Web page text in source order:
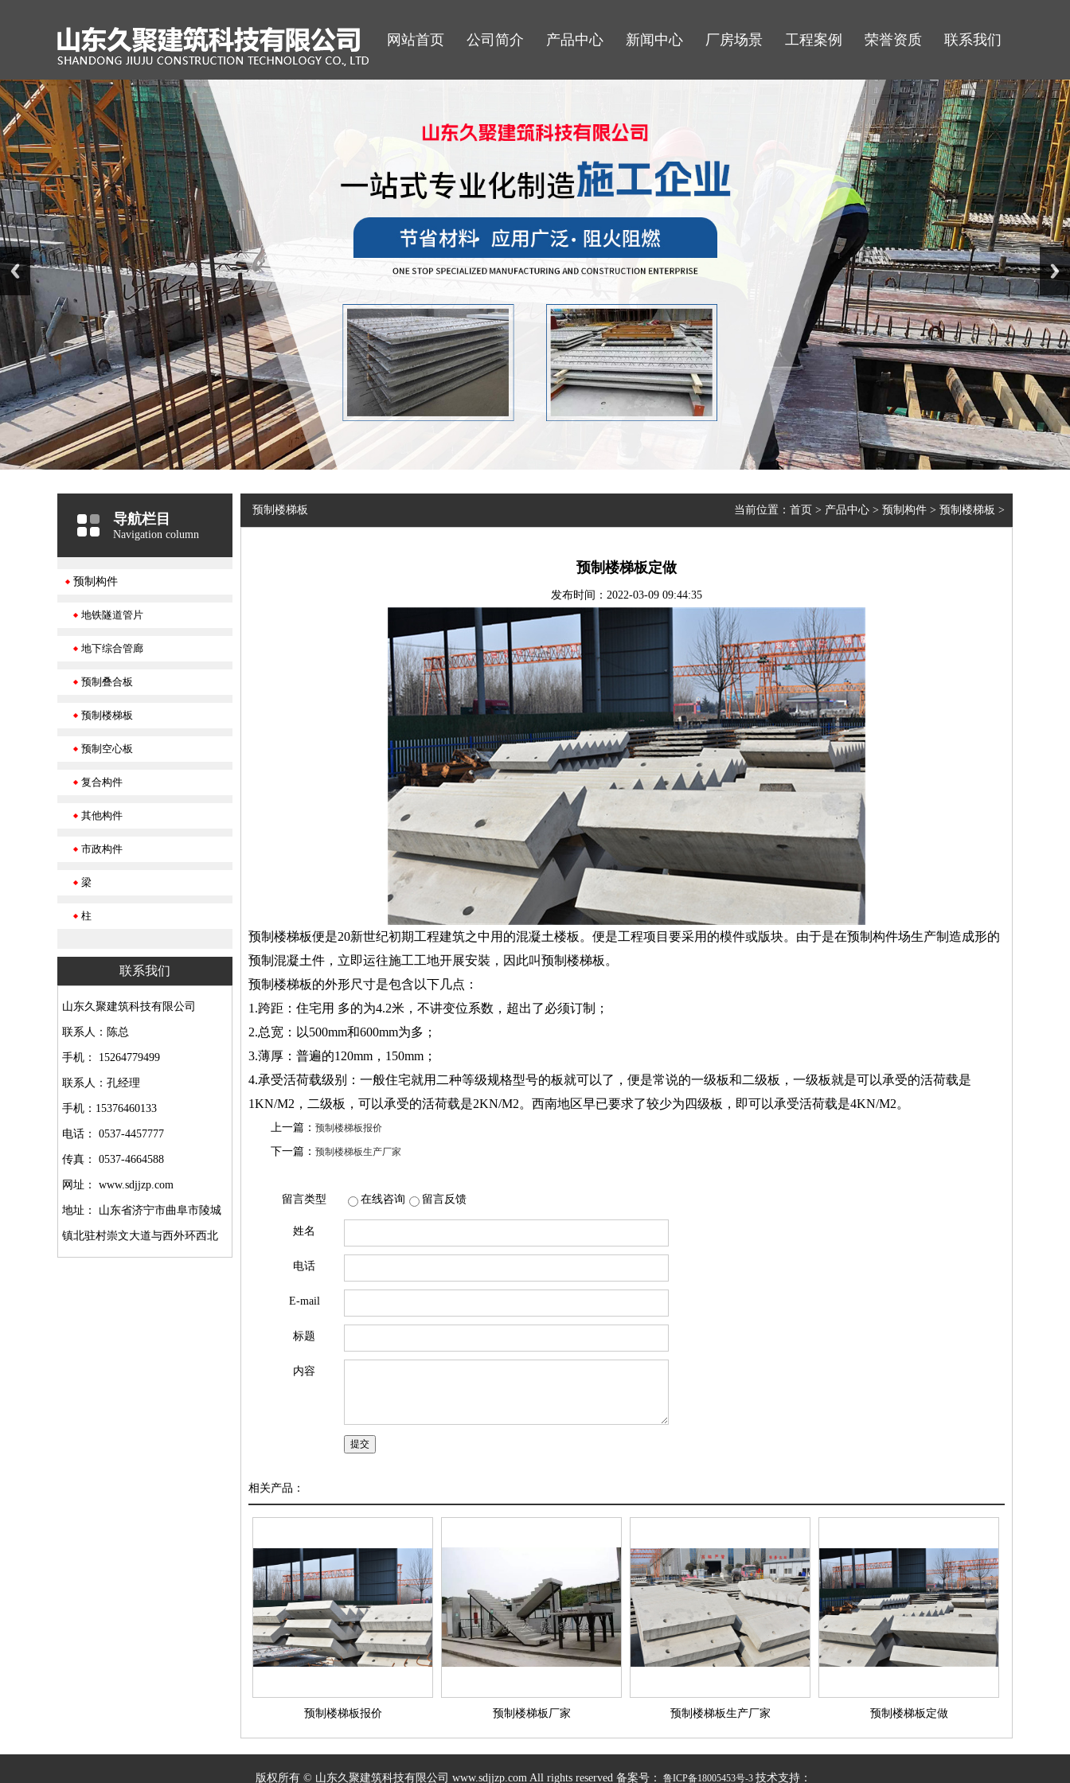
网站首页 公司简介 产品中心 新闻中心 厂房场景 工程案例 荣誉资质 联系我们
导航栏目
Navigation column
预制构件
地铁隧道管片
地下综合管廊
预制叠合板
预制楼梯板
预制空心板
复合构件
其他构件
市政构件
梁
柱
联系我们
山东久聚建筑科技有限公司
联系人：陈总
手机： 15264779499
联系人：孔经理
手机：15376460133
电话： 0537-4457777
传真： 0537-4664588
网址： www.sdjjzp.com
地址： 山东省济宁市曲阜市陵城
镇北驻村崇文大道与西外环西北
当前位置： 首页 > 产品中心 > 预制构件 > 预制楼梯板 >
预制楼梯板
预制楼梯板定做
发布时间：2022-03-09 09:44:35
预制楼梯板便是20新世纪初期工程建筑之中用的混凝土楼板。便是工程项目要采用的模件或版块。由于是在预制构件场生产制造成形的
预制混凝土件，立即运往施工工地开展安裝，因此叫预制楼梯板。
预制楼梯板的外形尺寸是包含以下几点：
1.跨距：住宅用 多的为4.2米，不讲变位系数，超出了必须订制；
2.总宽：以500mm和600mm为多；
3.薄厚：普遍的120mm，150mm；
4.承受活荷载级别：一般住宅就用二种等级规格型号的板就可以了，便是常说的一级板和二级板，一级板就是可以承受的活荷载是
1KN/M2，二级板，可以承受的活荷载是2KN/M2。西南地区早已要求了较少为四级板，即可以承受活荷载是4KN/M2。
上一篇： 预制楼梯板报价
下一篇： 预制楼梯板生产厂家
留言类型 在线咨询 留言反馈
姓名
电话
E-mail
标题
内容
相关产品：
预制楼梯板报价 预制楼梯板厂家 预制楼梯板生产厂家 预制楼梯板定做
版权所有 © 山东久聚建筑科技有限公司 www.sdjjzp.com All rights reserved 备案号： 鲁ICP备18005453号-3 技术支持：